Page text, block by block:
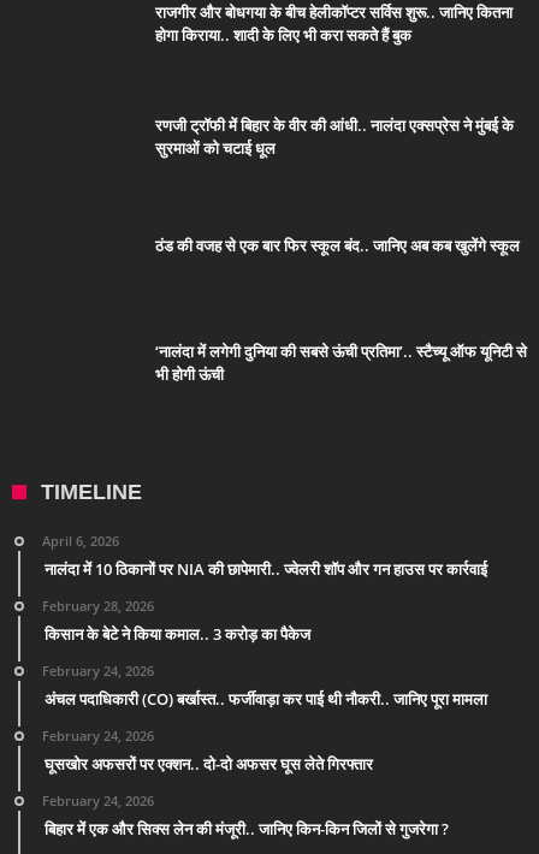
राजगीर और बोधगया के बीच हेलीकॉप्टर सर्विस शुरू.. जानिए कितना
होगा किराया.. शादी के लिए भी करा सकते हैं बुक
रणजी ट्रॉफी में बिहार के वीर की आंधी.. नालंदा एक्सप्रेस ने मुंबई के
सुरमाओं को चटाई धूल
ठंड की वजह से एक बार फिर स्कूल बंद.. जानिए अब कब खुलेंगे स्कूल
‘नालंदा में लगेगी दुनिया की सबसे ऊंची प्रतिमा’.. स्टैच्यू ऑफ यूनिटी से
भी होगी ऊंची
TIMELINE
April 6, 2026
नालंदा में 10 ठिकानों पर NIA की छापेमारी.. ज्वेलरी शॉप और गन हाउस पर कार्रवाई
February 28, 2026
किसान के बेटे ने किया कमाल.. 3 करोड़ का पैकेज
February 24, 2026
अंचल पदाधिकारी (CO) बर्खास्त.. फर्जीवाड़ा कर पाई थी नौकरी.. जानिए पूरा मामला
February 24, 2026
घूसखोर अफसरों पर एक्शन.. दो-दो अफसर घूस लेते गिरफ्तार
February 24, 2026
बिहार में एक और सिक्स लेन की मंजूरी.. जानिए किन-किन जिलों से गुजरेगा ?